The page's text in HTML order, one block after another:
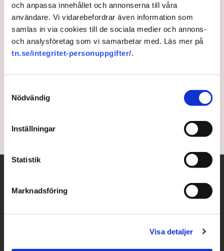
och anpassa innehållet och annonserna till våra
användare. Vi vidarebefordrar även information som
samlas in via cookies till de sociala medier och annons-
och analysföretag som vi samarbetar med. Läs mer på
tn.se/integritet-personuppgifter/.
Nödvändig
Inställningar
Statistik
Marknadsföring
Visa detaljer
Samlad transatlantisk front
Sida vid sida stod USA:s utrikesminister Antony
Blinken och brittiske kollegan Dominic Raab.
5 years ago |